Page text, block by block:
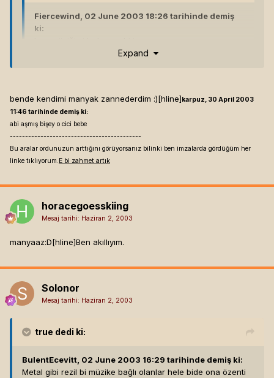
Fiercewind, 02 June 2003 18:26 tarihinde demiş
ki:
arkadaşıma dinletiyorum. adam vay çok güzelmiş çeksene
bana diyo, çekiyorum ama bi yandan da içim gidiyo saçma
ama böyle.. hele ömer faruk tekbilek taksimde çalarken içim
parçalanıyodu ya.[hline]Ben akıllıyım.
Expand
bende kendimi manyak zannederdim :)[hline]karpuz, 30 April 2003
11:46 tarihinde demiş ki:
abi aşmış bişey o cici bebe
-------------------------------------------
Bu aralar ordunuzun arttığını görüyorsanız bilinki ben imzalarda gördüğüm her
linke tıklıyorum.E bi zahmet artık
horacegoesskiing
Mesaj tarihi: Haziran 2, 2003
manyaaz:D[hline]Ben akıllıyım.
Solonor
Mesaj tarihi: Haziran 2, 2003
true dedi ki:
BulentEcevitt, 02 June 2003 16:29 tarihinde demiş ki:
Metal gibi rezil bi müzike bağlı olanlar hele bide ona özenti